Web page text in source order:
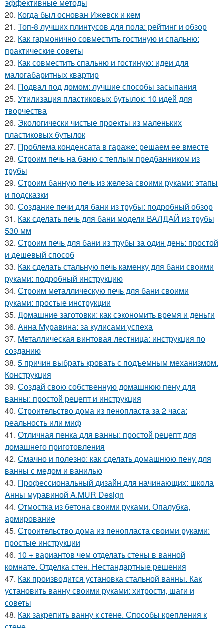
эффективные методы
20. Когда был основан Ижевск и кем
21. Топ-8 лучших плинтусов для пола: рейтинг и обзор
22. Как гармонично совместить гостиную и спальню:
практические советы
23. Как совместить спальню и гостиную: идеи для
малогабаритных квартир
24. Подвал под домом: лучшие способы засыпания
25. Утилизация пластиковых бутылок: 10 идей для
творчества
26. Экологически чистые проекты из маленьких
пластиковых бутылок
27. Проблема конденсата в гараже: решаем ее вместе
28. Строим печь на баню с теплым предбанником из
трубы
29. Строим банную печь из железа своими руками: этапы
и подсказки
30. Создание печи для бани из трубы: подробный обзор
31. Как сделать печь для бани модели ВАЛДАЙ из трубы
530 мм
32. Строим печь для бани из трубы за один день: простой
и дешевый способ
33. Как сделать стальную печь каменку для бани своими
руками: подробный инструкцию
34. Строим металлическую печь для бани своими
руками: простые инструкции
35. Домашние заготовки: как сэкономить время и деньги
36. Анна Муравина: за кулисами успеха
37. Металлическая винтовая лестница: инструкция по
созданию
38. 5 причин выбрать кровать с подъемным механизмом.
Конструкция
39. Создай свою собственную домашнюю пену для
ванны: простой рецепт и инструкция
40. Строительство дома из пенопласта за 2 часа:
реальность или миф
41. Отличная пенка для ванны: простой рецепт для
домашнего приготовления
42. Смачно и полезно: как сделать домашнюю пену для
ванны с медом и ванилью
43. Профессиональный дизайн для начинающих: школа
Анны муравиной A.MUR Design
44. Отмостка из бетона своими руками. Опалубка,
армирование
45. Строительство дома из пенопласта своими руками:
простые инструкции
46. 10 + вариантов чем отделать стены в ванной
комнате. Отделка стен. Нестандартные решения
47. Как производится установка стальной ванны. Как
установить ванну своими руками: хитрости, шаги и
советы
48. Как закрепить ванну к стене. Способы крепления к